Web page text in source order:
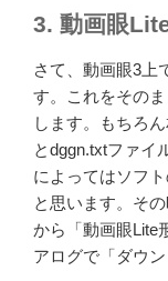
3. 動画眼
さて、動画眼3上
す。これをその
します。もちろ
とdggn.txtファイ
によってはソフ
と思います。そ
から「動画眼Lite
アログで「ダウ